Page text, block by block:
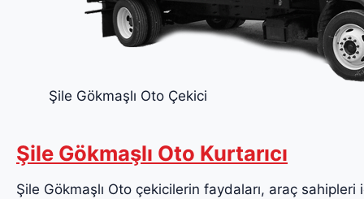
Şile Gökmaşlı Oto Çekici
Şile Gökmaşlı Oto Kurtarıcı
Şile Gökmaşlı Oto çekicilerin faydaları, araç